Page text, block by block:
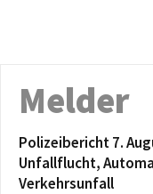
Melder
Polizeibericht 7.
Unfallflucht,
Verkehrsunfall